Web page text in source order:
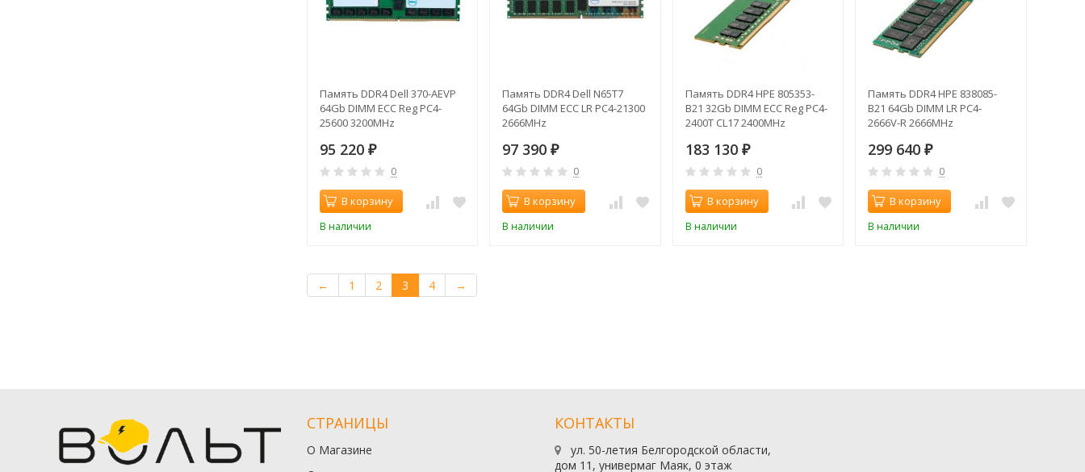
Память DDR4 Dell 370-AEVP
64Gb DIMM ECC Reg PC4-
25600 3200MHz
95 220 ₽
0
В корзину
В наличии
Память DDR4 Dell N65T7
64Gb DIMM ECC LR PC4-21300
2666MHz
97 390₽
0
В корзину
В наличии
Память DDR4 HPE 805353-
B21 32Gb DIMM ECC Reg PC4-
2400T CL17 2400MHz
183 130 ₽
0
В корзину
В наличии
Память DDR4 HPE 838085-
B21 64Gb DIMM LR PC4-
2666V-R 2666MHz
299 640₽
0
В корзину
В наличии
← 1 2 3 4 →
СТРАНИЦЫ
О Магазине
КОНТАКТЫ
ул. 50-летия Белгородской области,
дом 11, универмаг Маяк, 0 этаж